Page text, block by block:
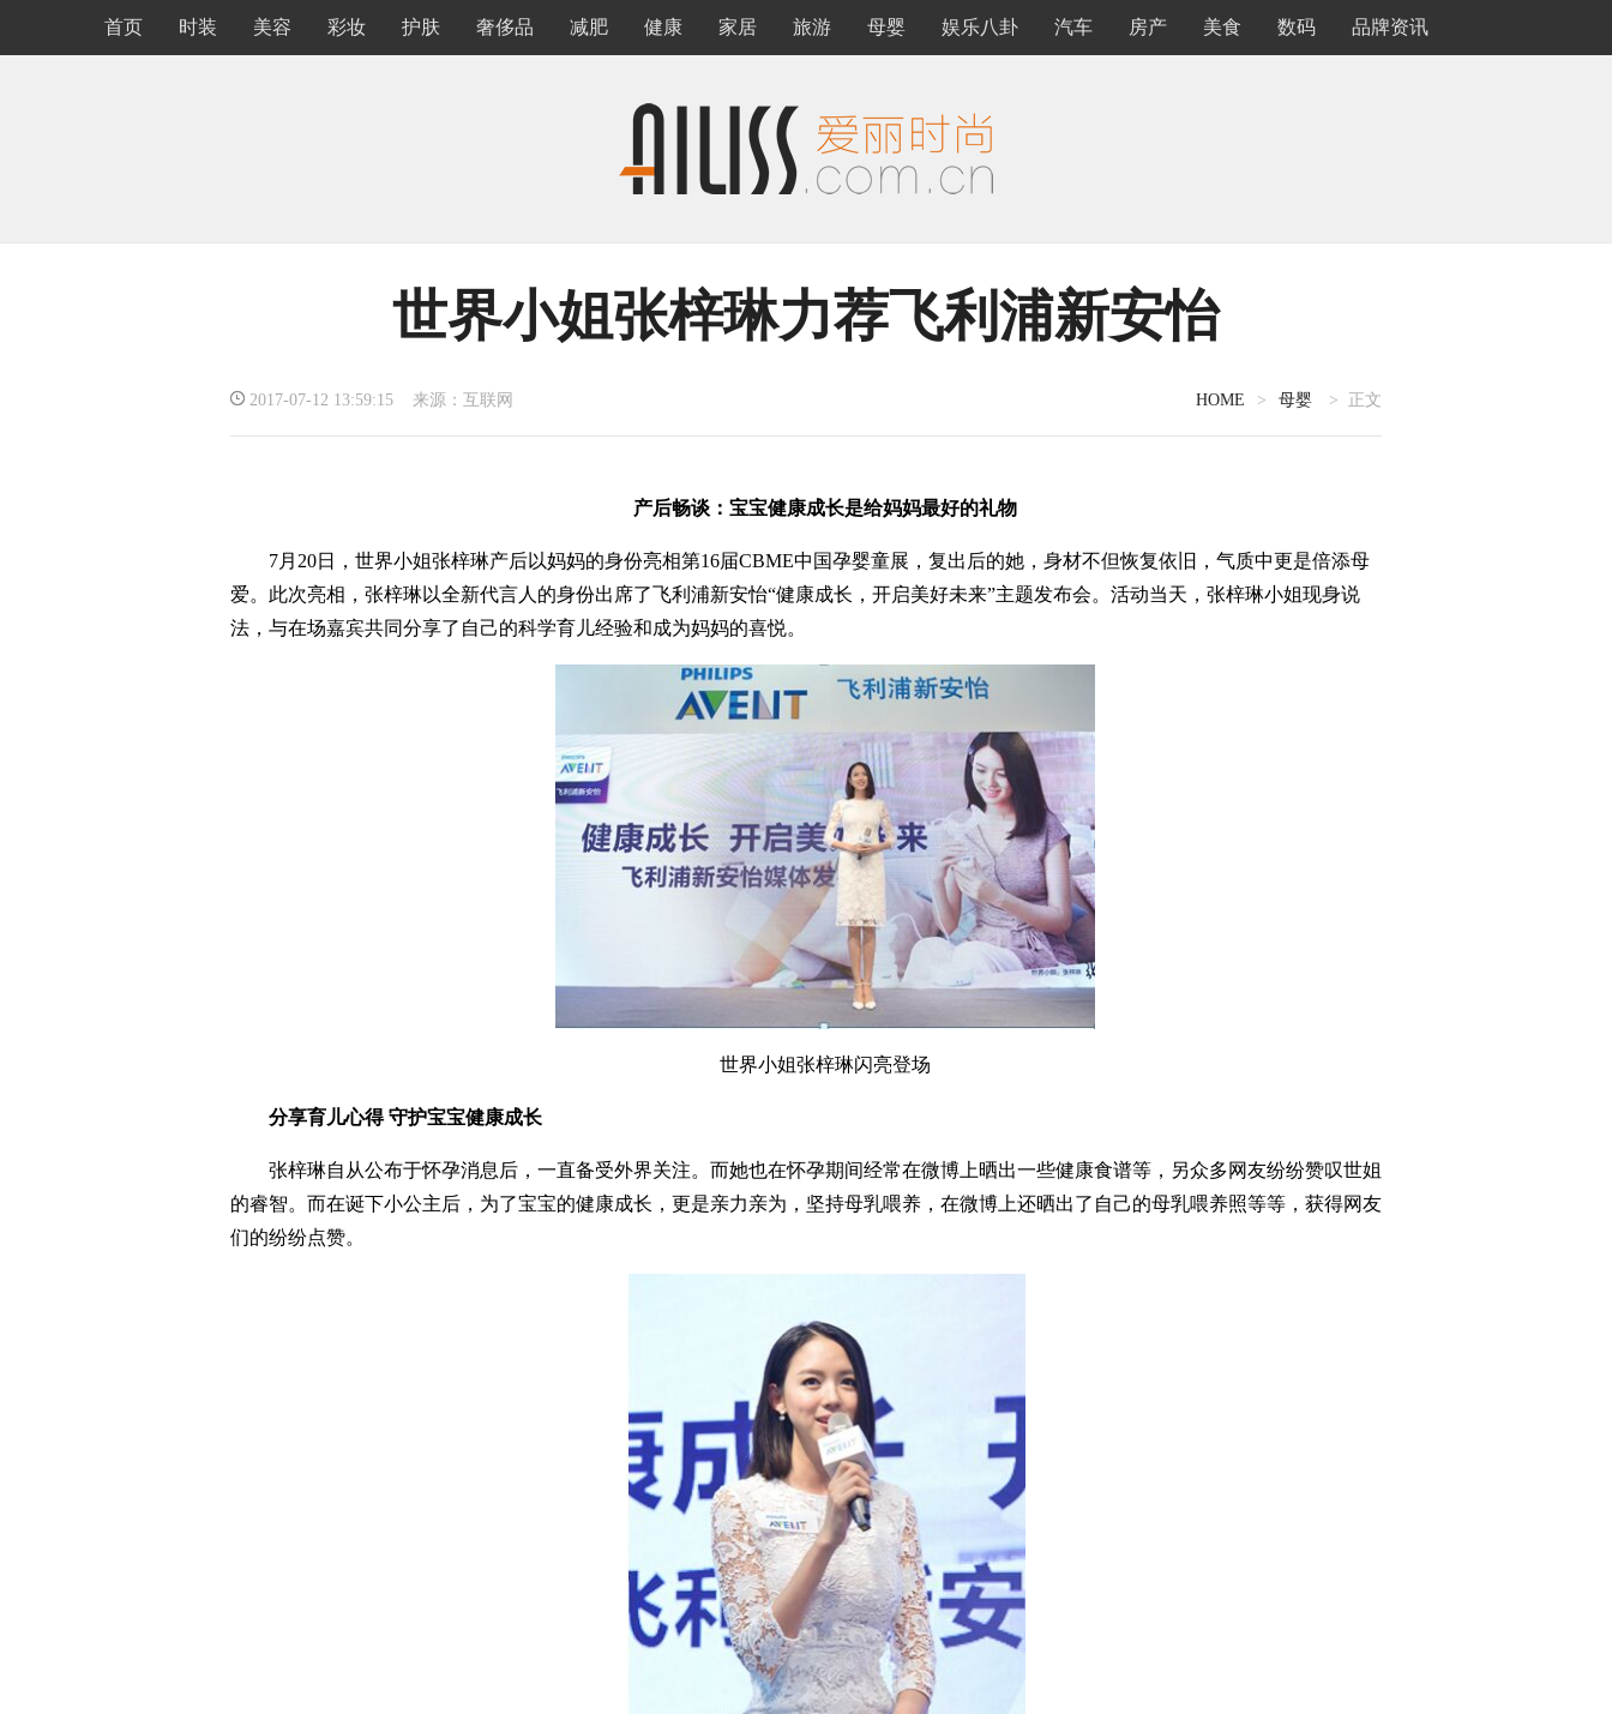
首页 时装 美容 彩妆 护肤 奢侈品 减肥 健康 家居 旅游 母婴 娱乐八卦 汽车 房产 美食 数码 品牌资讯
世界小姐张梓琳力荐飞利浦新安怡
2017-07-12 13:59:15 来源：互联网 HOME > 母婴 > 正文
产后畅谈：宝宝健康成长是给妈妈最好的礼物
7月20日，世界小姐张梓琳产后以妈妈的身份亮相第16届CBME中国孕婴童展，复出后的她，身材不但恢复依旧，气质中更是倍添母
爱。此次亮相，张梓琳以全新代言人的身份出席了飞利浦新安怡“健康成长，开启美好未来”主题发布会。活动当天，张梓琳小姐现身说
法，与在场嘉宾共同分享了自己的科学育儿经验和成为妈妈的喜悦。
世界小姐张梓琳闪亮登场
分享育儿心得 守护宝宝健康成长
张梓琳自从公布于怀孕消息后，一直备受外界关注。而她也在怀孕期间经常在微博上晒出一些健康食谱等，另众多网友纷纷赞叹世姐
的睿智。而在诞下小公主后，为了宝宝的健康成长，更是亲力亲为，坚持母乳喂养，在微博上还晒出了自己的母乳喂养照等等，获得网友
们的纷纷点赞。